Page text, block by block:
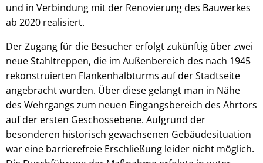
und in Verbindung mit der Renovierung des Bauwerkes
ab 2020 realisiert.
Der Zugang für die Besucher erfolgt zukünftig über zwei
neue Stahltreppen, die im Außenbereich des nach 1945
rekonstruierten Flankenhalbturms auf der Stadtseite
angebracht wurden. Über diese gelangt man in Nähe
des Wehrgangs zum neuen Eingangsbereich des Ahrtors
auf der ersten Geschossebene. Aufgrund der
besonderen historisch gewachsenen Gebäudesituation
war eine barrierefreie Erschließung leider nicht möglich.